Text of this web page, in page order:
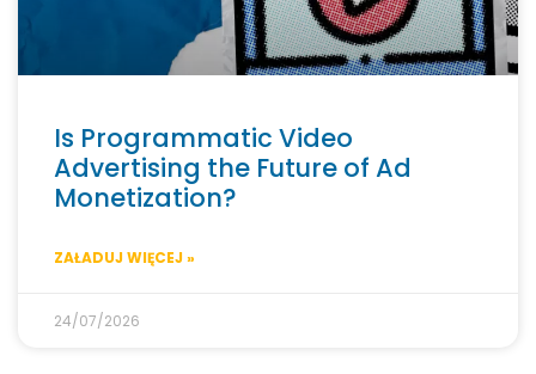
Is Programmatic Video
Advertising the Future of Ad
Monetization?
ZAŁADUJ WIĘCEJ »
24/07/2026